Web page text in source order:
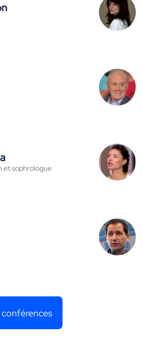
et sophrologue